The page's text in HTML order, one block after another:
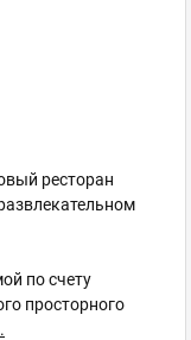
ресторан
по счету
просторного